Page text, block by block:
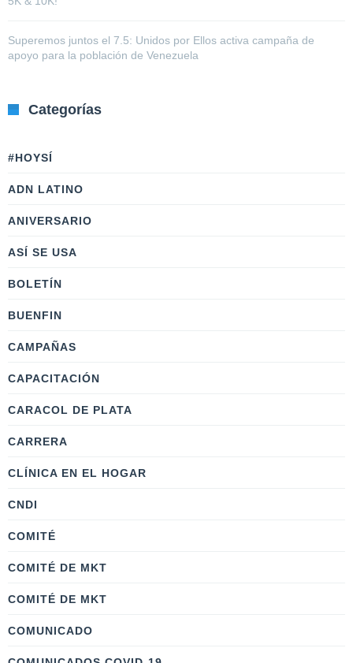
Superemos juntos el 7.5: Unidos por Ellos activa campaña de
apoyo para la población de Venezuela
Categorías
#HOYSÍ
ADN LATINO
ANIVERSARIO
ASÍ SE USA
BOLETÍN
BUENFIN
CAMPAÑAS
CAPACITACIÓN
CARACOL DE PLATA
CARRERA
CLÍNICA EN EL HOGAR
CNDI
COMITÉ
COMITÉ DE MKT
COMITÉ DE MKT
COMUNICADO